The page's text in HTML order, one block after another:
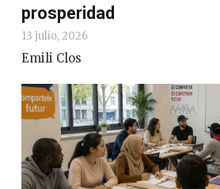
prosperidad
13 julio, 2026
Emili Clos